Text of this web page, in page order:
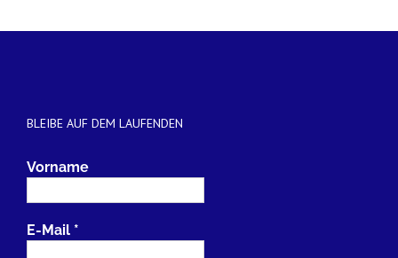
BLEIBE AUF DEM LAUFENDEN
Vorname
E-Mail *